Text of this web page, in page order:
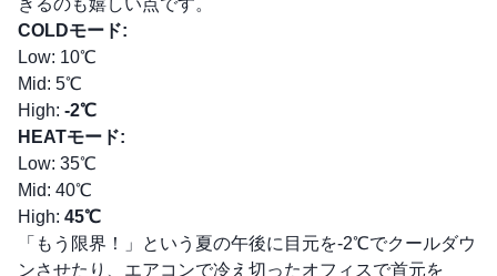
きるのも嬉しい点です。
COLDモード:
Low: 10℃
Mid: 5℃
High: -2℃
HEATモード:
Low: 35℃
Mid: 40℃
High: 45℃
「もう限界！」という夏の午後に目元を-2℃でクールダウ
ンさせたり、エアコンで冷え切ったオフィスで首元を